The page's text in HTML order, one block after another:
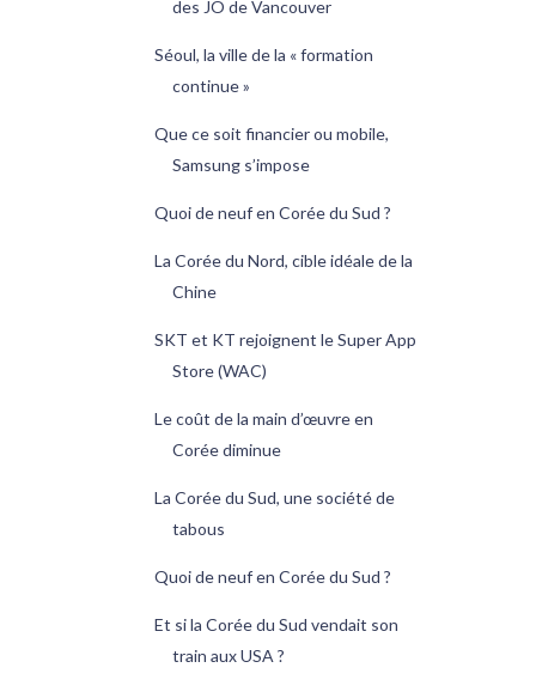
des JO de Vancouver
Séoul, la ville de la « formation
continue »
Que ce soit financier ou mobile,
Samsung s’impose
Quoi de neuf en Corée du Sud ?
La Corée du Nord, cible idéale de la
Chine
SKT et KT rejoignent le Super App
Store (WAC)
Le coût de la main d’œuvre en
Corée diminue
La Corée du Sud, une société de
tabous
Quoi de neuf en Corée du Sud ?
Et si la Corée du Sud vendait son
train aux USA ?